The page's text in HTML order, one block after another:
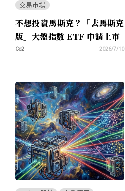
交易市場
不想投資馬斯克？「去馬斯克
版」大盤指數 ETF 申請上市
Co2 2026/7/10